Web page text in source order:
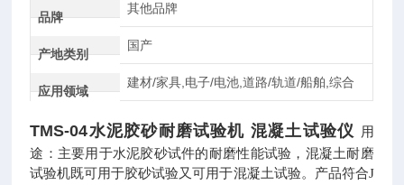
品牌
其他品牌
产地类别
国产
应用领域
建材/家具,电子/电池,道路/轨道/船舶,综合
TMS-04水泥胶砂耐磨试验机 混凝土试验仪
用
途：主要用于水泥胶砂试件的耐磨性能试验，混凝土耐磨
试验机既可用于胶砂试验又可用于混凝土试验。产品符合J